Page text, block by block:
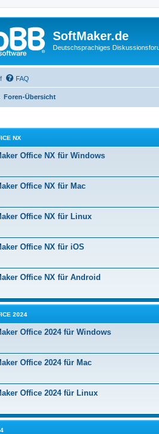
SoftMaker.de
Deutschsprachiges
FAQ
Foren-Übersicht
NX
Office NX für Windows
Office NX für Mac
Office NX für Linux
Office NX für iOS
Office NX für Android
2024
Office 2024 für Windows
Office 2024 für Mac
Office 2024 für Linux